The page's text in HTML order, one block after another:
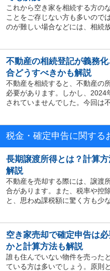
これから空き家を相続する方の
ことをご存じない方も多いので
のが難しい場合などには、相続
不動産の相続登記が義務
合どうすべきかも解説
不動産を相続すると、不動産の
必要があります。しかし、
されていませんでした。今回は
税金・確定申告に関する
長期譲渡所得とは？計算
解説
不動産を売却する際には、譲渡
合があります。また、税率や控
と、思わぬ課税額に驚く方も少
空き家売却で確定申告は
かと計算方法も解説
誰も住んでいない物件を売った
ている方は多いでしょう。原則